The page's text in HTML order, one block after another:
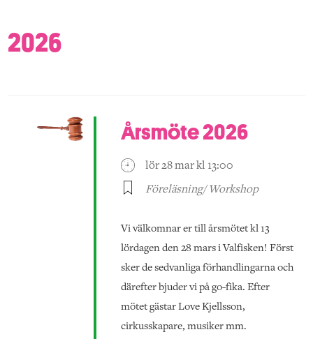
2026
Årsmöte 2026
lör 28 mar kl 13:00
Föreläsning/ Workshop
Vi välkomnar er till årsmötet kl 13
lördagen den 28 mars i Valfisken! Först
sker de sedvanliga förhandlingarna och
därefter bjuder vi på go-fika. Efter
mötet gästar Love Kjellsson,
cirkusskapare, musiker mm.